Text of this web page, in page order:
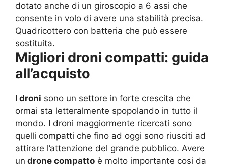
dotato anche di un giroscopio a 6 assi che
consente in volo di avere una stabilità precisa.
Quadricottero con batteria che può essere
sostituita.
Migliori droni compatti: guida
all’acquisto
I droni sono un settore in forte crescita che
ormai sta letteralmente spopolando in tutto il
mondo. I droni maggiormente ricercati sono
quelli compatti che fino ad oggi sono riusciti ad
attirare l’attenzione del grande pubblico. Avere
un drone compatto è molto importante cosi da